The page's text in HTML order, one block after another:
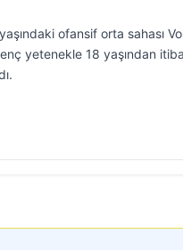
ofansif orta sahası
yetenekle 18 yaşından